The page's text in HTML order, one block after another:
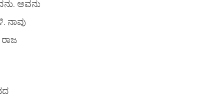
ಅವನು
ನಾವು